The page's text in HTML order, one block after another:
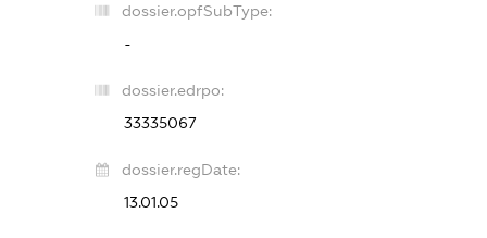
dossier.opfSubType:
-
dossier.edrpo:
33335067
dossier.regDate:
13.01.05